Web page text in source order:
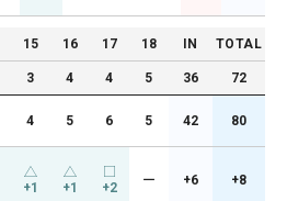
15 16 17 18 IN TOTAL
3 4 4 5 36 72
4 5 6 5 42 80
+1 +1 +2 ー +6 +8